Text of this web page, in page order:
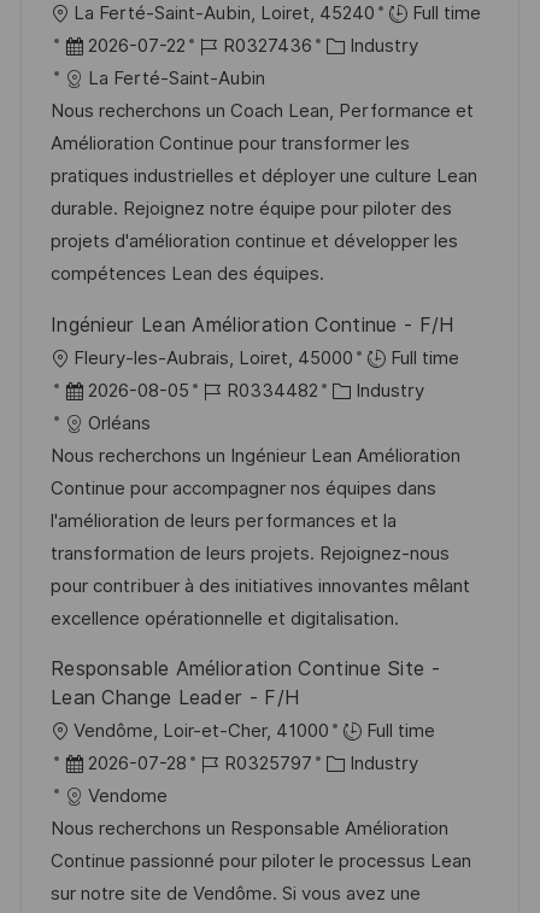
f
f
h
u
n
g
O
r
t
La Ferté-Saint-Aubin, Loiret, 45240
Full time
D
a
t
u
m
d
e
r
e
r
ö
f
f
e
n
t
l
i
c
h
u
n
g
2026-07-22
J
o
b
-
I
D
R0327436
K
t
e
g
o
r
Industry
La Ferté-Saint-Aubin
Nous recherchons un Coach Lean, Performance et
Amélioration Continue pour transformer les
pratiques industrielles et déployer une culture Lean
durable. Rejoignez notre équipe pour piloter des
projets d'amélioration continue et développer les
compétences Lean des équipes.
Ingénieur Lean Amélioration Continue - F/H
O
r
t
Fleury-les-Aubrais, Loiret, 45000
Full time
D
a
t
u
m
d
e
r
e
f
f
2026-08-05
J
b
-
I
D
R0334482
K
t
e
g
o
r
i
Industry
Orléans
Nous recherchons un Ingénieur Lean Amélioration
Continue pour accompagner nos équipes dans
l'amélioration de leurs performances et la
transformation de leurs projets. Rejoignez-nous
pour contribuer à des initiatives innovantes mêlant
excellence opérationnelle et digitalisation.
Responsable Amélioration Continue Site -
Lean Change Leader - F/H
O
r
t
Vendôme, Loir-et-Cher, 41000
Full time
D
a
t
u
m
2026-07-28
J
b
-
I
R0325797
K
t
e
g
Industry
Vendome
Nous recherchons un Responsable Amélioration
Continue passionné pour piloter le processus Lean
sur notre site de Vendôme. Si vous avez une